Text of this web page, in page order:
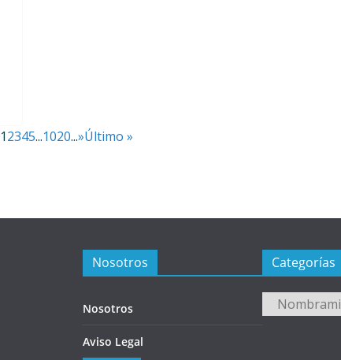
12345...1020...»Último »
Nosotros
Nosotros
Aviso Legal
Categorías
Categorías